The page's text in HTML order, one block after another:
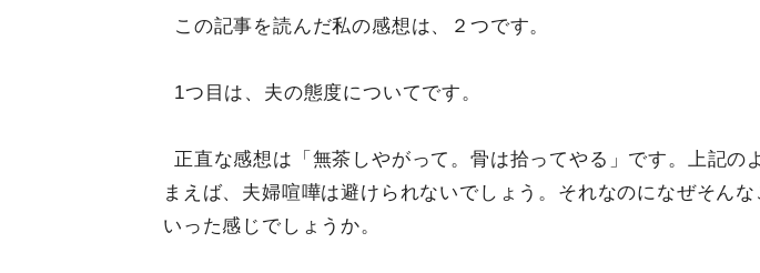
この記事を読んだ私の感想は、２つです。
1つ目は、夫の態度についてです。
正直な感想は「無茶しやがって。骨は拾ってやる」です。上記の
まえば、夫婦喧嘩は避けられないでしょう。それなのになぜそん
いった感じでしょうか。